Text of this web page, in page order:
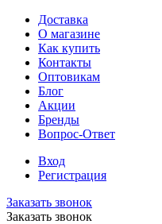
Доставка
О магазине
Как купить
Контакты
Оптовикам
Блог
Акции
Бренды
Вопрос-Ответ
Вход
Регистрация
Заказать звонок
Заказать звонок